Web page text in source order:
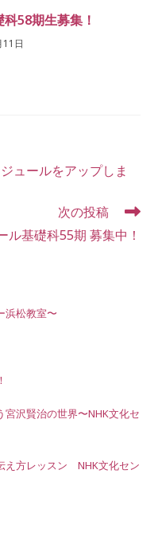
58期生募集！
日
ュールをアップしま
次の投稿
ル基礎科55期 募集中！
浜松教室〜
宮沢賢治の世界〜NHK文化セ
え方レッスン NHK文化セン